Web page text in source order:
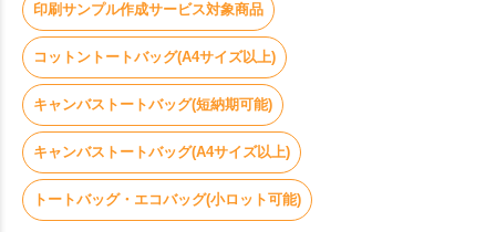
印刷サンプル作成サービス対象商品
コットントートバッグ(A4サイズ以上)
キャンバストートバッグ(短納期可能)
キャンバストートバッグ(A4サイズ以上)
トートバッグ・エコバッグ(小ロット可能)